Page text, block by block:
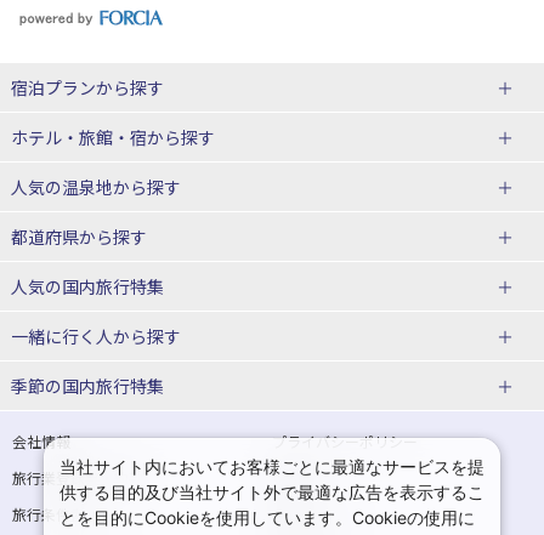
宿泊プランから探す
北海道
東北
青森県
宮城県
山形県
関東
埼玉県 千葉県
茨城県 栃木県
ホテル・旅館・宿から探す
北海道ホテル・旅館
青森県ホテル・旅館
宮城県ホテル・旅館
山形県ホテル・旅館
東京都ホテル・旅館 神奈川県ホテル・旅館
埼玉県ホテル・旅館 千葉県ホテル・旅館
人気の温泉地から探す
北海道
湯の川温泉(北海道)
十勝川温泉(北海道)
洞爺湖温泉(北海道)
層雲峡温泉(北海道) 知床温泉(北海道)
東北
花巻温泉(岩手) 蔵王温泉(山形)
都道府県から探す
北海道旅行・ツアー
東北
青森旅行・ツアー 岩手旅行・ツアー
宮城旅行・ツアー 秋田旅行・ツアー
山形旅行・ツアー 福島旅行・ツアー
人気の国内旅行特集
東京ディズニーリゾート®への旅
ユニバーサル・スタジオ・ジャパ
一緒に行く人から探す
一人旅 国内版
カップル・夫婦旅行 国内版 女子旅 国内版
卒業旅行・学生旅行 国内版
季節の国内旅行特集
桜・お花見特集
ゴールデンウィーク（GW）の国内
旅行
夏休み・お盆の国内旅行 7月の国内旅行
会社情報
プライバシーポリシー
旅行業登録票・約款
規約集
旅行条件書
商標について
当社サイト内においてお客様ごとに最適なサービスを提
供する目的及び当社サイト外で最適な広告を表示するこ
とを目的にCookieを使用しています。Cookieの使用に